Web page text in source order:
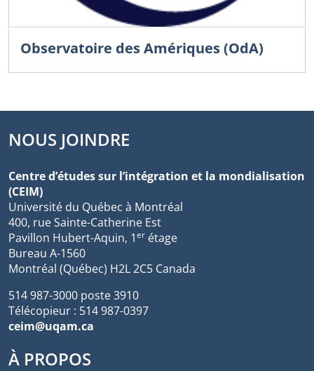
Observatoire des Amériques (OdA)
NOUS JOINDRE
Centre d’études sur l’intégration et la mondialisation
(CEIM)
Université du Québec à Montréal
400, rue Sainte-Catherine Est
Pavillon Hubert-Aquin, 1er étage
Bureau A-1560
Montréal (Québec) H2L 2C5 Canada
514 987-3000 poste 3910
Télécopieur : 514 987-0397
ceim@uqam.ca
À PROPOS